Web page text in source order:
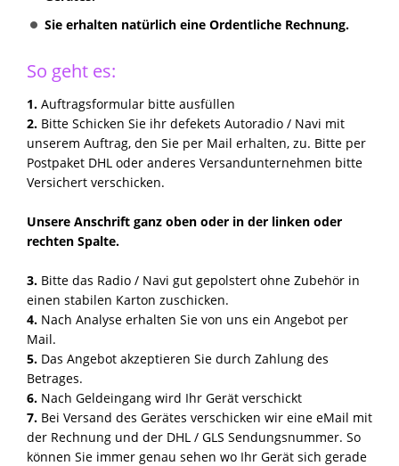
Sie erhalten natürlich eine Ordentliche Rechnung.
So geht es:
1. Auftragsformular bitte ausfüllen
2. Bitte Schicken Sie ihr defekets Autoradio / Navi mit
unserem Auftrag, den Sie per Mail erhalten, zu. Bitte per
Postpaket DHL oder anderes Versandunternehmen bitte
Versichert verschicken.
Unsere Anschrift ganz oben oder in der linken oder
rechten Spalte.
3. Bitte das Radio / Navi gut gepolstert ohne Zubehör in
einen stabilen Karton zuschicken.
4. Nach Analyse erhalten Sie von uns ein Angebot per
Mail.
5. Das Angebot akzeptieren Sie durch Zahlung des
Betrages.
6. Nach Geldeingang wird Ihr Gerät verschickt
7. Bei Versand des Gerätes verschicken wir eine eMail mit
der Rechnung und der DHL / GLS Sendungsnummer. So
können Sie immer genau sehen wo Ihr Gerät sich gerade